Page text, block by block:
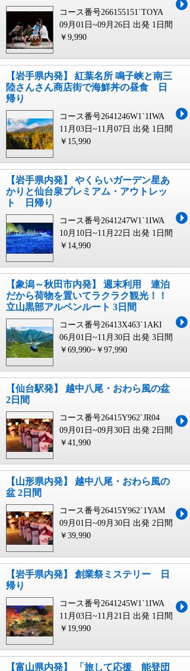
コース番号266155151`TOYA
09月01日~09月26日 出発 1日間
￥9,990
【岩手県内発】 紅葉名所 鳴子峡と南三
陸さんさん商店街で海鮮丼の昼食 日
帰り
コース番号2641246W1`1IWA
11月03日~11月07日 出発 1日間
￥15,990
【岩手県内発】 やくらいガーデン星あ
かりと仙台泉プレミアム・アウトレッ
ト 日帰り
コース番号2641247W1`1IWA
10月10日~11月22日 出発 1日間
￥14,990
【象潟～秋田市内発】 週末利用 連泊
だから荷物を置いてラクラク観光！！
立山黒部アルペンルート 3日間
コース番号26413X463`1AKI
06月01日~11月30日 出発 3日間
￥69,990~￥97,990
【仙台駅発】 越中八尾・おわら風の盆
2日間
コース番号26415Y962`JR04
09月01日~09月30日 出発 2日間
￥41,990
【山形県内発】 越中八尾・おわら風の
盆 2日間
コース番号26415Y962`1YAM
09月01日~09月30日 出発 2日間
￥39,990
【岩手県内発】 創業祭ミステリー 日
帰り
コース番号2641245W1`1IWA
11月03日~11月21日 出発 1日間
￥19,990
【富山県内発】 「旅して応援 能登団